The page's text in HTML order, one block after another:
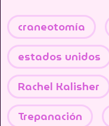
craneotomía
estados unidos
Rachel Kalisher
Trepanación